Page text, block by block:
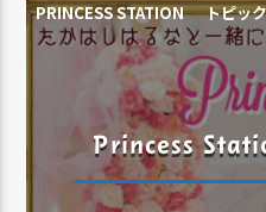
PRINCESS STATION トピッ
Princess